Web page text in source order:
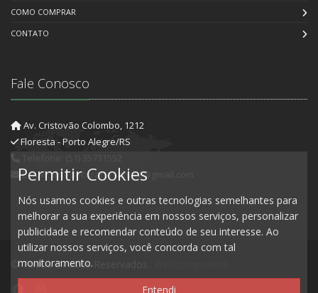
COMO COMPRAR
CONTATO
Fale Conosco
Av. Cristovão Colombo, 1212
Floresta - Porto Alegre/RS
E-mail: artedecorartesanato@gmail.com
© Todos Direitos Reservados.
Permitir Cookies
Nós usamos cookies e outras tecnologias semelhantes para
melhorar a sua experiência em nossos serviços, personalizar
publicidade e recomendar conteúdo de seu interesse. Ao
utilizar nossos serviços, você concorda com tal
monitoramento.
Entendi